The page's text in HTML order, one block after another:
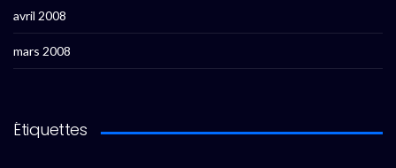
avril 2008
mars 2008
Étiquettes